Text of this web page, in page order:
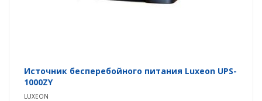
Источник бесперебойного питания Luxeon UPS-
1000ZY
LUXEON